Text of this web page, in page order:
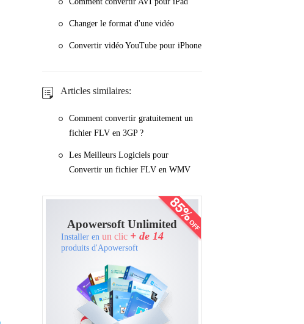
Changer le format d'une vidéo
Convertir vidéo YouTube pour iPhone
Articles similaires:
Comment convertir gratuitement un
fichier FLV en 3GP ?
Les Meilleurs Logiciels pour
Convertir un fichier FLV en WMV
Apowersoft Unlimited
Installer en un clic + de 14
produits d'Apowersoft